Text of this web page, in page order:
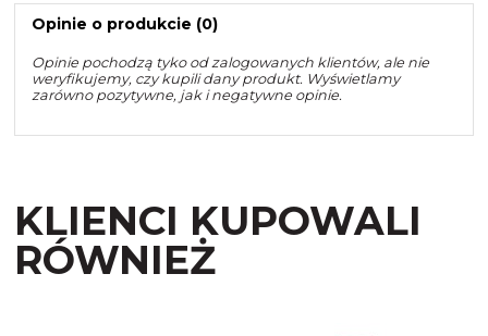
Opinie o produkcie (0)
Opinie pochodzą tyko od zalogowanych klientów, ale nie
weryfikujemy, czy kupili dany produkt. Wyświetlamy
zarówno pozytywne, jak i negatywne opinie.
KLIENCI KUPOWALI
RÓWNIEŻ